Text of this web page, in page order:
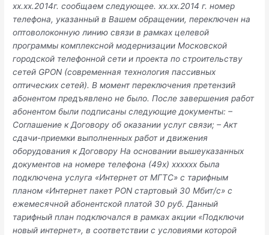
xx.xx.2014г. сообщаем следующее. xx.xx.2014 г. номер
телефона, указанный в Вашем обращении, переключен на
оптоволоконную линию связи в рамках целевой
программы комплексной модернизации Московской
городской телефонной сети и проекта по строительству
сетей GPON (современная технология пассивных
оптических сетей). В момент переключения претензий
абонентом предъявлено не было. После завершения работ
абонентом были подписаны следующие документы: –
Соглашение к Договору об оказании услуг связи; – Акт
сдачи-приемки выполненных работ и движения
оборудования к Договору На основании вышеуказанных
документов на номере телефона (49x) xxxxxx была
подключена услуга «Интернет от МГТС» с тарифным
планом «Интернет пакет PON стартовый 30 Мбит/с» с
ежемесячной абонентской платой 30 руб. Данный
тарифный план подключался в рамках акции «Подключи
новый интернет», в соответствии с условиями которой